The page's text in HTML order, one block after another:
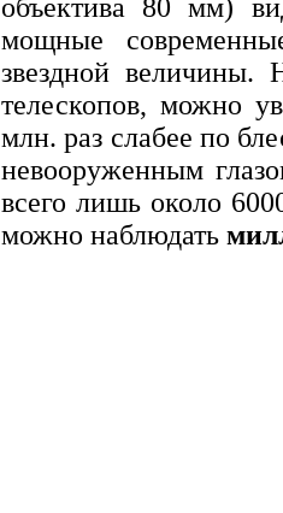
объектива 80 мм)
мощные
звездной
телескопов, можно
млн. раз слабее по
невооруженным
всего лишь около
можно наблюдать